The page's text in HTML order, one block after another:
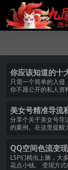
你应该知道的十
技术
只需一个简单的入侵
你不愿公开的私人资
美女号精准导流
例！
分享个关于美女号导
的案例。在这里提醒
QQ空间色流变
有限）
LSP们精虫上脑，大
花点小钱。 变现方